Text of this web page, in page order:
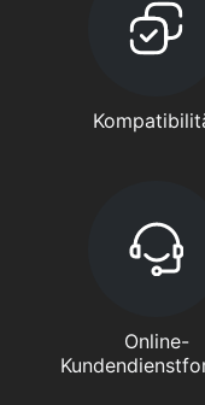
Online-